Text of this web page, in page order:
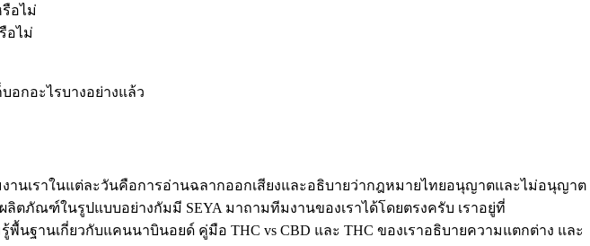
อไม่
อไม่
กอะไรบางอย่างแล้ว
งานเราในแต่ละวันคือการอ่านฉลากออกเสียงและอธิบายว่ากฎหมายไทยอนุญาตและไม่อนุญาต
ภัณฑ์ในรูปแบบอย่างกัมมี SEYA มาถามทีมงานของเราได้โดยตรงครับ เราอยู่ที่
พื้นฐานเกี่ยวกับแคนนาบินอยด์ คู่มือ THC vs CBD และ THC ของเราอธิบายความแตกต่าง และ